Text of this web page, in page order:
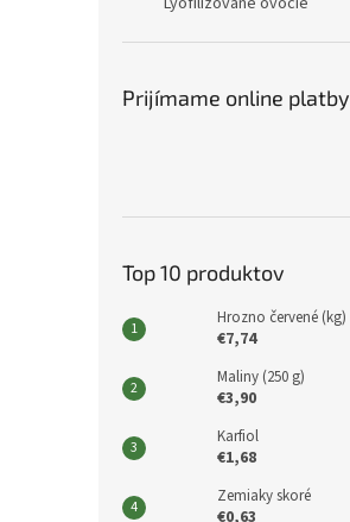
Prijímame online platby
Top 10 produktov
Hrozno červené (kg)
€7,74
Maliny (250 g)
€3,90
Karfiol
€1,68
Zemiaky skoré
€0,63